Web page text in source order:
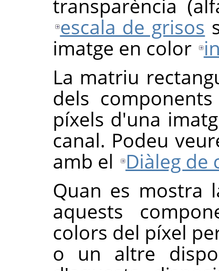
transparència
escala de grisos
imatge en color
La matriu
dels
píxels d'una
canal. Podeu
amb el Diàleg de
Quan es mostra
aquests
colors del píxel
o un altre